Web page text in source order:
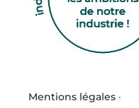
Mentions légales ·